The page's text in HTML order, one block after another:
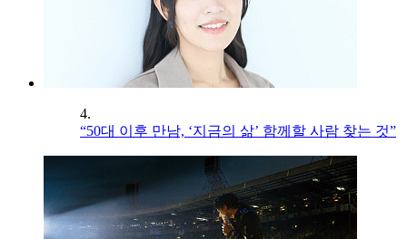
4.
“50대 이후 만남, ‘지금의 삶’ 함께할 사람 찾는 것”